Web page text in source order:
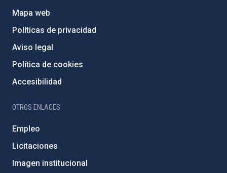
Mapa web
Políticas de privacidad
Aviso legal
Política de cookies
Accesibilidad
OTROS ENLACES
Empleo
Licitaciones
Imagen institucional